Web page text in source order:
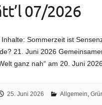
07/2026
Inhalte: Sommerzeit ist
21. Juni 2026
ganz nah“ am 20. Juni
25. Juni 2026 Allgemein,